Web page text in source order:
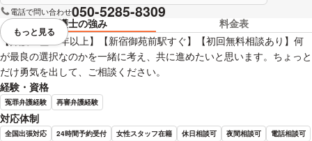
電話で問い合わせ050-5285-8309
弁護士の強み
料金表
【弁護士歴30年以上】【新宿御苑前駅すぐ】【初回無料相談あり】何
が最良の選択なのかを一緒に考え、共に進めたいと思います。ちょっと
だけ勇気を出して、ご相談ください。
経験・資格
冤罪弁護経験 再審弁護経験
対応体制
全国出張対応 24時間予約受付 女性スタッフ在籍 休日相談可 夜間相談可 電話相談可
視覚的に省略されている要素を
もっと見る